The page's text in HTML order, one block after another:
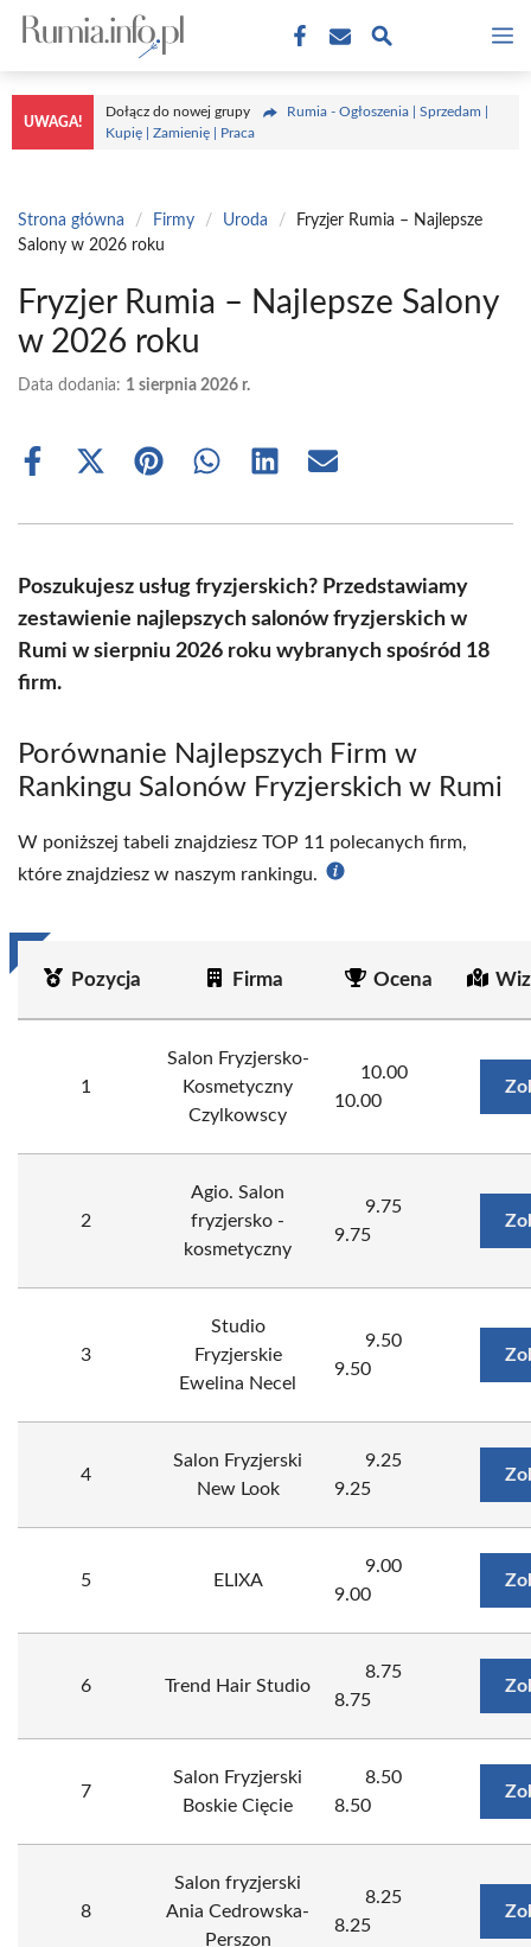
Przejdź
treści
UWAGA!
Dołącz do nowej grupy
Rumia - Ogłoszenia | Sprzedam |
Kupię | Zamienię | Praca
Strona główna / Firmy / Uroda /
Fryzjer Rumia – Najlepsze
Salony w 2026 roku
Fryzjer Rumia – Najlepsze Salony
w 2026 roku
Data dodania: 1 sierpnia 2026 r.
Share
Share
(Twitter)
Share Share Share Share
Poszukujesz usług fryzjerskich? Przedstawiamy
zestawienie najlepszych salonów fryzjerskich w
Rumi w sierpniu 2026 roku wybranych spośród 18
firm.
Porównanie Najlepszych Firm w
Rankingu Salonów Fryzjerskich w Rumi
W poniższej tabeli znajdziesz TOP 11 polecanych firm,
które znajdziesz w naszym rankingu.
Pozycja Firma Ocena
1
Salon Fryzjersko-
Kosmetyczny
Czylkowscy
10.00
10.00
2
Agio. Salon
fryzjersko -
kosmetyczny
9.75
9.75
3
Studio
Fryzjerskie
Ewelina Necel
9.50
9.50
4
Salon Fryzjerski
New Look
9.25
9.25
5 ELIXA
9.00
9.00
6 Trend Hair Studio
8.75
8.75
7
Salon Fryzjerski
Boskie Cięcie
8.50
8.50
8
Salon fryzjerski
Ania Cedrowska-
Perszon
8.25
8.25